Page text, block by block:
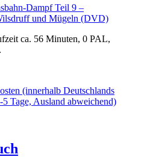
Dampf Teil 9 –
und Mügeln (DVD)
ca. 56 Minuten, 0 PAL,
(innerhalb Deutschlands
Tage, Ausland abweichend)